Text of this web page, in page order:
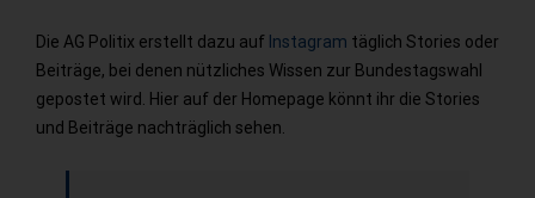
Die AG Politix erstellt dazu auf Instagram täglich Stories oder
Beiträge, bei denen nützliches Wissen zur Bundestagswahl
gepostet wird. Hier auf der Homepage könnt ihr die Stories
und Beiträge nachträglich sehen.